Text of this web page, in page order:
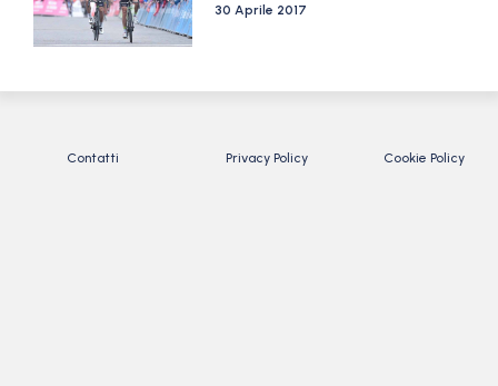
30 Aprile 2017
Contatti Privacy Policy Cookie Policy